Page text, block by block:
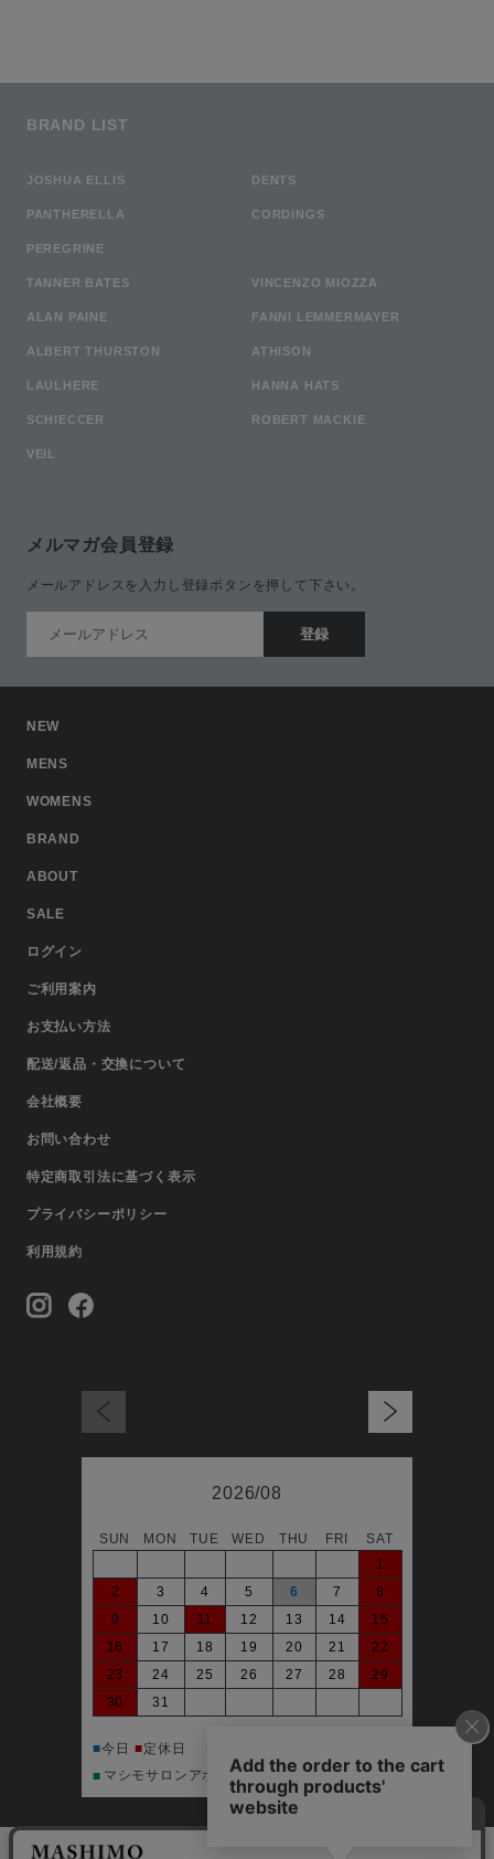
BRAND LIST
JOSHUA ELLIS DENTS
PANTHERELLA CORDINGS
PEREGRINE
TANNER BATES VINCENZO MIOZZA
ALAN PAINE FANNI LEMMERMAYER
ALBERT THURSTON ATHISON
LAULHERE HANNA HATS
SCHIECCER ROBERT MACKIE
VEIL
メルマガ会員登録
メールアドレスを入力し登録ボタンを押して下さい。
NEW
MENS
WOMENS
BRAND
ABOUT
SALE
ログイン
ご利用案内
お支払い方法
配送/返品・交換について
会社概要
お問い合わせ
特定商取引法に基づく表示
プライバシーポリシー
利用規約
2026/08
SUN MON TUE WED THU FRI
SAT
1
2
3 4 5 6 7
8
9
10 11 12 13 14
15
16
17 18 19 20 21
22
23
24 25 26 27 28
29
30
31
■今日 ■定休日
■ マシモサロンアポイント可能日
今日
マシ